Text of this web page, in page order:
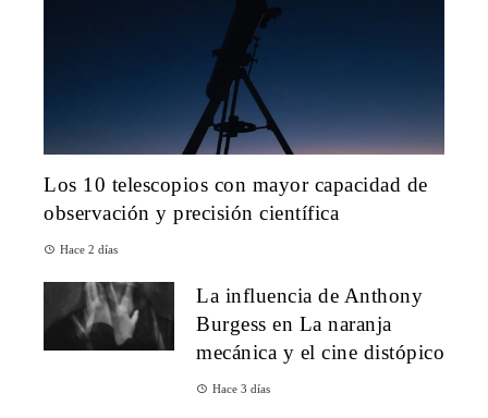
Los 10 telescopios con mayor capacidad de
observación y precisión científica
Hace 2 días
La influencia de Anthony
Burgess en La naranja
mecánica y el cine distópico
Hace 3 días